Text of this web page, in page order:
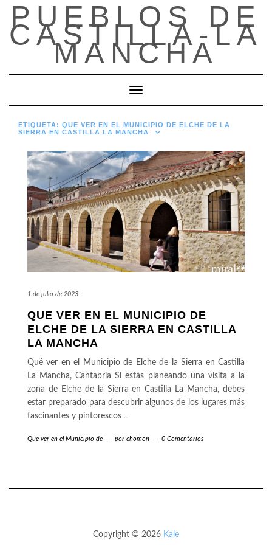
Saltar
contenido
PUEBLOS DE
CASTILLA-LA
MANCHA
Cambiar modo de navegación
ETIQUETA: QUE VER EN EL MUNICIPIO DE ELCHE DE LA
SIERRA EN CASTILLA LA MANCHA
1 de julio de 2023
QUE VER EN EL MUNICIPIO DE
ELCHE DE LA SIERRA EN CASTILLA
LA MANCHA
Qué ver en el Municipio de Elche de la Sierra en Castilla
La Mancha, Cantabria Si estás planeando una visita a la
zona de Elche de la Sierra en Castilla La Mancha, debes
estar preparado para descubrir algunos de los lugares más
fascinantes y pintorescos …
Que ver en el Municipio de - por chomon - 0 Comentarios
Copyright © 2026 Kale